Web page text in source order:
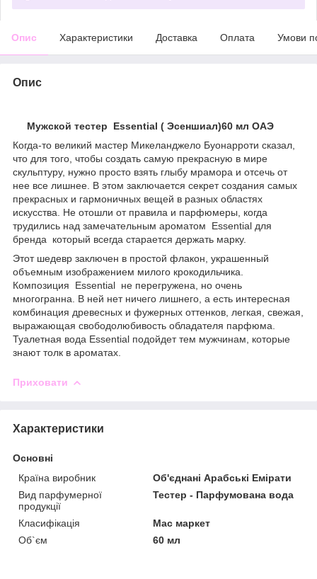
Опис Характеристики Доставка Оплата Умови
Опис
Мужской тестер Essential ( Эсеншиал)60 мл ОАЭ
Когда-то великий мастер Микеланджело Буонарроти сказал,
что для того, чтобы создать самую прекрасную в мире
скульптуру, нужно просто взять глыбу мрамора и отсечь от
нее все лишнее. В этом заключается секрет создания самых
прекрасных и гармоничных вещей в разных областях
искусства. Не отошли от правила и парфюмеры, когда
трудились над замечательным ароматом Essential для
бренда который всегда старается держать марку.
Этот шедевр заключен в простой флакон, украшенный
объемным изображением милого крокодильчика.
Композиция Essential не перегружена, но очень
многогранна. В ней нет ничего лишнего, а есть интересная
комбинация древесных и фужерных оттенков, легкая, свежая,
выражающая свободолюбивость обладателя парфюма.
Туалетная вода Essential подойдет тем мужчинам, которые
знают толк в ароматах.
Приховати
Характеристики
Основні
Країна виробник
Об'єднані Арабські Емірати
Вид парфумерної
продукції
Тестер - Парфумована вода
Класифікація
Мас маркет
Об`єм
60 мл